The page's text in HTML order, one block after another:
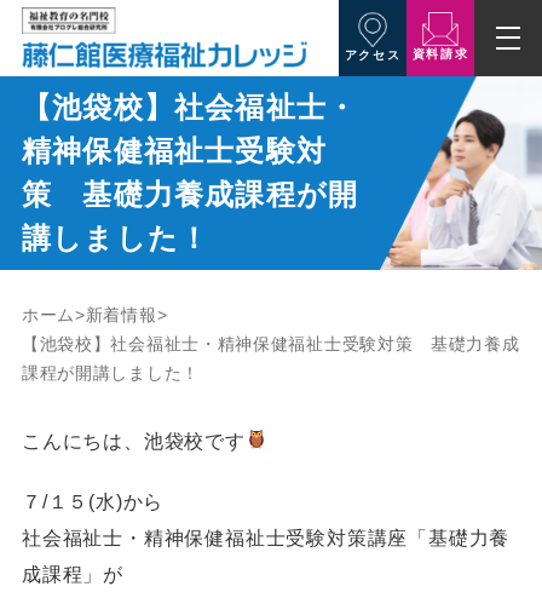
アクセス 資料請求
【池袋校】社会福祉士・
精神保健福祉士受験対
策 基礎力養成課程が開
講しました！
ホーム
新着情報
【池袋校】社会福祉士・精神保健福祉士受験対策 基礎力養成
課程が開講しました！
こんにちは、池袋校です
７/１５(水)から
社会福祉士・精神保健福祉士受験対策講座「基礎力養
成課程」が